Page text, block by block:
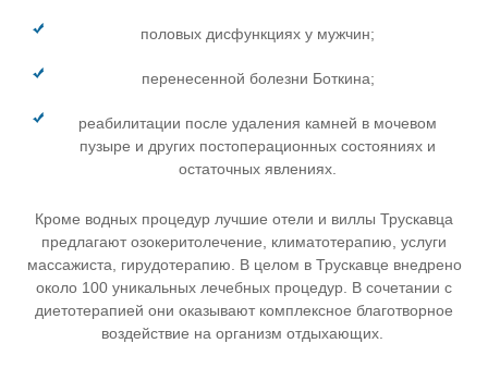
половых дисфункциях у мужчин;
перенесенной болезни Боткина;
реабилитации после удаления камней в мочевом
пузыре и других постоперационных состояниях и
остаточных явлениях.
Кроме водных процедур лучшие отели и виллы Трускавца
предлагают озокеритолечение, климатотерапию, услуги
массажиста, гирудотерапию. В целом в Трускавце внедрено
около 100 уникальных лечебных процедур. В сочетании с
диетотерапией они оказывают комплексное благотворное
воздействие на организм отдыхающих.